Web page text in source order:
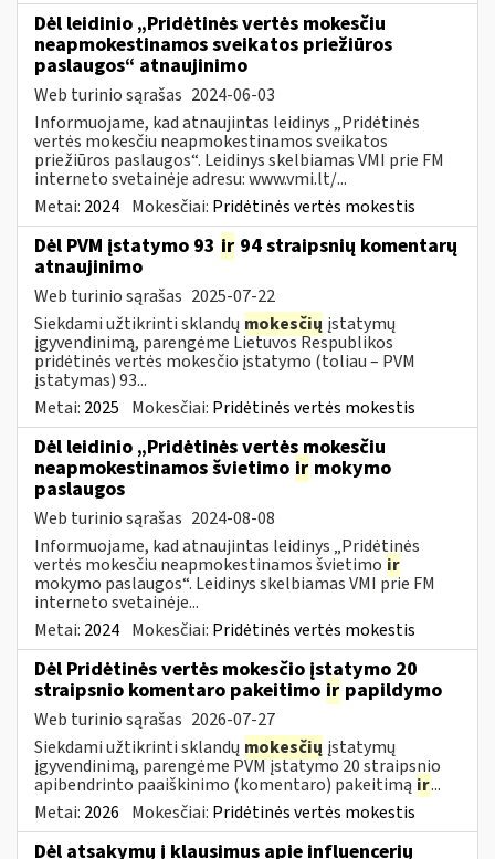
Dėl leidinio „Pridėtinės vertės mokesčiu
neapmokestinamos sveikatos priežiūros
paslaugos“ atnaujinimo
Web turinio sąrašas 2024-06-03
Informuojame, kad atnaujintas leidinys „Pridėtinės
vertės mokesčiu neapmokestinamos sveikatos
priežiūros paslaugos“. Leidinys skelbiamas VMI prie FM
interneto svetainėje adresu: www.vmi.lt/...
Metai: 2024 Mokesčiai: Pridėtinės vertės mokestis
Dėl PVM įstatymo 93 ir 94 straipsnių komentarų
atnaujinimo
Web turinio sąrašas 2025-07-22
Siekdami užtikrinti sklandų mokesčių įstatymų
įgyvendinimą, parengėme Lietuvos Respublikos
pridėtinės vertės mokesčio įstatymo (toliau – PVM
įstatymas) 93...
Metai: 2025 Mokesčiai: Pridėtinės vertės mokestis
Dėl leidinio „Pridėtinės vertės mokesčiu
neapmokestinamos švietimo ir mokymo
paslaugos
Web turinio sąrašas 2024-08-08
Informuojame, kad atnaujintas leidinys „Pridėtinės
vertės mokesčiu neapmokestinamos švietimo ir
mokymo paslaugos“. Leidinys skelbiamas VMI prie FM
interneto svetainėje...
Metai: 2024 Mokesčiai: Pridėtinės vertės mokestis
Dėl Pridėtinės vertės mokesčio įstatymo 20
straipsnio komentaro pakeitimo ir papildymo
Web turinio sąrašas 2026-07-27
Siekdami užtikrinti sklandų mokesčių įstatymų
įgyvendinimą, parengėme PVM įstatymo 20 straipsnio
apibendrinto paaiškinimo (komentaro) pakeitimą ir...
Metai: 2026 Mokesčiai: Pridėtinės vertės mokestis
Dėl atsakymų į klausimus apie influencerių